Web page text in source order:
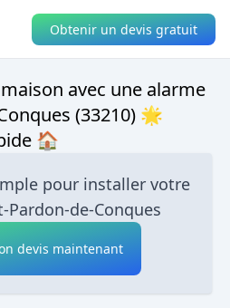
Obtenir un devis gratuit
avec une alarme
(33210) 🌟
🏠
pour installer votre
Pardon-de-Conques
devis maintenant